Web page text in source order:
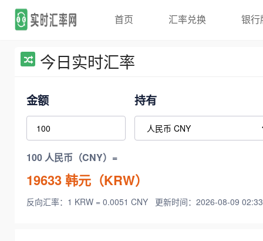
首页 汇率兑换 银行
今日实时汇率
金额 持有
100 人民币（CNY）=
19633韩元（KRW）
反向汇率：1 KRW = 0.0051 CNY 更新时间：2026-08-09